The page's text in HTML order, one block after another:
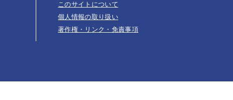
このサイトについて
個人情報の取り扱い
著作権・リンク・免責事項